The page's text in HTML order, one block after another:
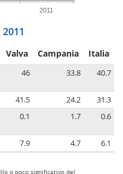
2011
2011
Valva Campania Italia
46 33.8 40.7
41.5 24.2
31.3
0.1 1.7 0.6
7.9 4.7 6.1
o poco significativo del